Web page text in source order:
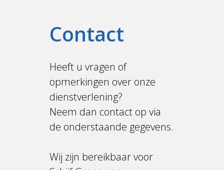
Contact
Heeft u vragen of
opmerkingen over onze
dienstverlening?
Neem dan contact op via
de onderstaande gegevens.
Wij zijn bereikbaar voor